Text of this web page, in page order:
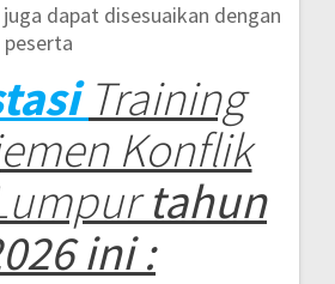
dapat disesuaikan dengan
Training
Konflik
tahun
ini :